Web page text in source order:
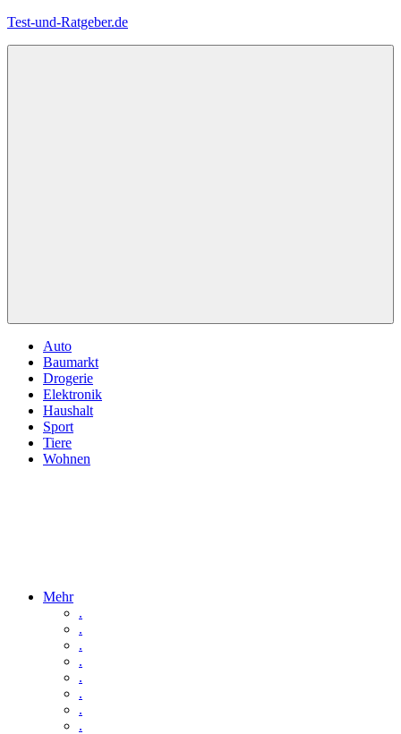
Zum
Test-und-Ratgeber.de
Auto
Baumarkt
Drogerie
Elektronik
Haushalt
Sport
Tiere
Wohnen
Mehr
.
.
.
.
.
.
.
.